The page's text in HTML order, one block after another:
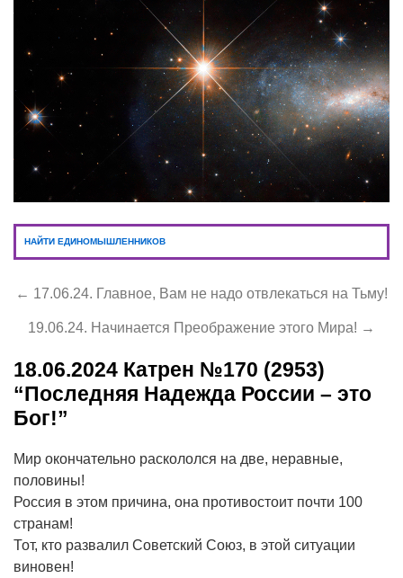
НАЙТИ ЕДИНОМЫШЛЕННИКОВ
← 17.06.24. Главное, Вам не надо отвлекаться на Тьму!
19.06.24. Начинается Преображение этого Мира! →
18.06.2024 Катрен №170 (2953)
“Последняя Надежда России – это
Бог!”
Мир окончательно раскололся на две, неравные,
половины!
Россия в этом причина, она противостоит почти 100
странам!
Тот, кто развалил Советский Союз, в этой ситуации
виновен!